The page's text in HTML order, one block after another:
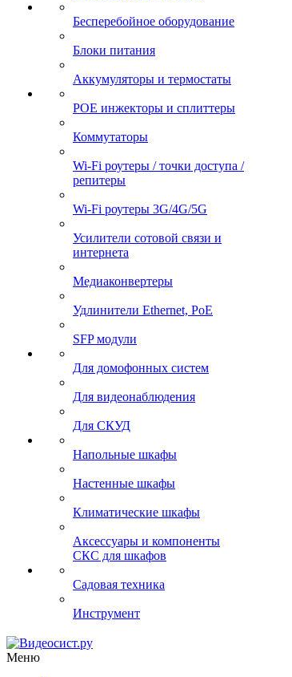
Бесперебойное оборудование
Блоки питания
Аккумуляторы и термостаты
POE инжекторы и сплиттеры
Коммутаторы
Wi-Fi роутеры / точки доступа /
репитеры
Wi-Fi роутеры 3G/4G/5G
Усилители сотовой связи и
интернета
Медиаконвертеры
Удлинители Ethernet, PoE
SFP модули
Для домофонных систем
Для видеонаблюдения
Для СКУД
Напольные шкафы
Настенные шкафы
Климатические шкафы
Аксессуары и компоненты
СКС для шкафов
Садовая техника
Инструмент
Меню